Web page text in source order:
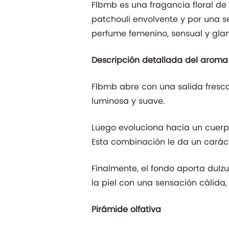
Flbmb es una fragancia floral
patchouli envolvente y por una
perfume femenino, sensual y
Descripción detallada del aroma
Flbmb abre con una salida
luminosa y suave.
Luego evoluciona hacia un
Esta combinación le da un
Finalmente, el fondo aporta
la piel con una sensación
Pirámide olfativa